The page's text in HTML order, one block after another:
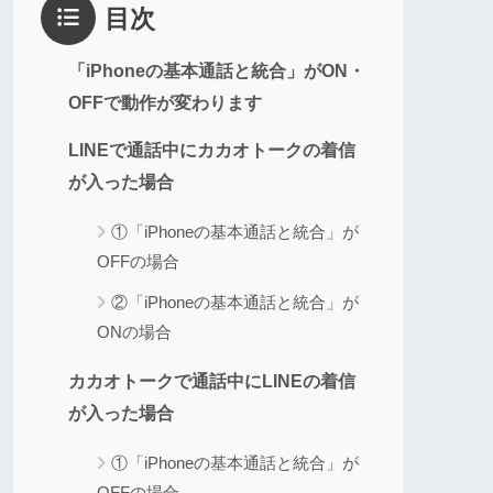
目次
「iPhoneの基本通話と統合」がON・
OFFで動作が変わります
LINEで通話中にカカオトークの着信
が入った場合
①「iPhoneの基本通話と統合」が
OFFの場合
②「iPhoneの基本通話と統合」が
ONの場合
カカオトークで通話中にLINEの着信
が入った場合
①「iPhoneの基本通話と統合」が